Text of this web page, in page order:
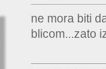
ne mora biti
blicom...zato